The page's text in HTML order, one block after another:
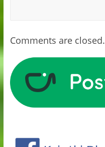
Comments are closed.